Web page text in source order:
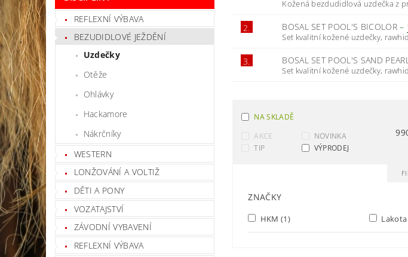
REFLEXNÍ VÝBAVA
BEZUDIDLOVÉ JEŽDĚNÍ
Uzdečky
Otěže
Ohlávky
Hackamore
Nákrčníky
WESTERN
LONŽOVÁNÍ A VOLTIŽ
DĚTI A PONY
VOZATAJSTVÍ
ZÁVODNÍ VYBAVENÍ
REFLEXNÍ VÝBAVA
Kožená bezdudidlová uzdečka z
2. BOSAL SET POOL'S BICOLOR–
Set kvalitní kožené uzdečky,
3. BOSAL SET POOL'S SAND
Set kvalitní kožené uzdečky,
NA SKLADĚ
AKCE
NOVINKA
TIP
VÝPRODEJ
ZNAČKY
HKM (1) Lakota